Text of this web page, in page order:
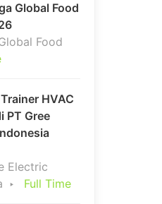
Global Food
Food
HVAC
PT Gree
Electric
Full Time